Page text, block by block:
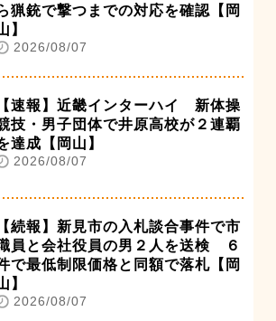
猟銃で撃つまでの対応を確認【岡
】
2026/08/07
【速報】近畿インターハイ 新体操
技・男子団体で井原高校が２連覇
達成【岡山】
2026/08/07
【続報】新見市の入札談合事件で市
員と会社役員の男２人を送検 ６
で最低制限価格と同額で落札【岡
】
2026/08/07